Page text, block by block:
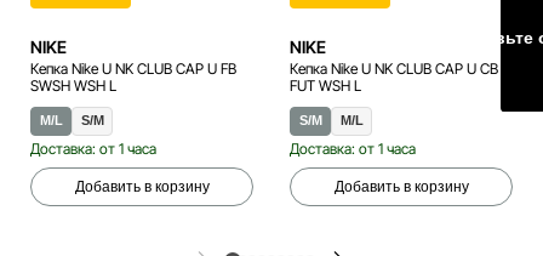
NIKE
Кепка Nike U NK CLUB CAP U FB
SWSH WSH L
M/L S/M
Доставка: от 1 часа
Добавить в корзину
NIKE
Кепка Nike U NK CLUB CAP U CB
FUT WSH L
S/M M/L
Доставка: от 1 часа
Добавить в корзину
Оставьте